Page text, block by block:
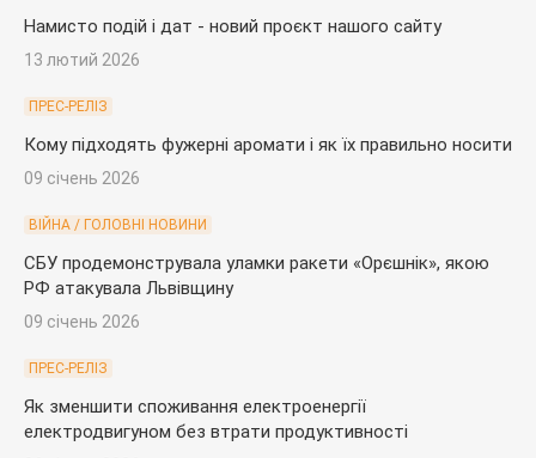
Намисто подій і дат - новий проєкт нашого сайту
13 лютий 2026
ПРЕС-РЕЛІЗ
Кому підходять фужерні аромати і як їх правильно носити
09 січень 2026
ВІЙНА / ГОЛОВНІ НОВИНИ
СБУ продемонструвала уламки ракети «Орєшнік», якою
РФ атакувала Львівщину
09 січень 2026
ПРЕС-РЕЛІЗ
Як зменшити споживання електроенергії
електродвигуном без втрати продуктивності